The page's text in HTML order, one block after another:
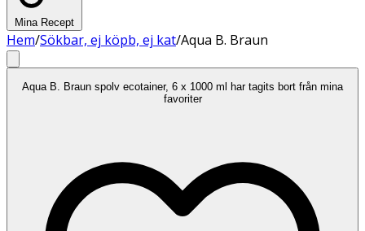
Mina Recept
Hem/Sökbar, ej köpb, ej kat/Aqua B. Braun
Aqua B. Braun spolv ecotainer, 6 x 1000 ml har tagits bort från mina
favoriter